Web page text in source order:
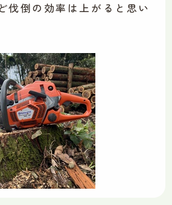
伐倒の効率は上がると思い